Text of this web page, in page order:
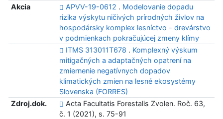
Akcia
APVV-19-0612 . Modelovanie dopadu
rizika výskytu ničivých prírodných živlov na
hospodársky komplex lesníctvo - drevárstvo
v podmienkach pokračujúcej zmeny klímy
ITMS 313011T678 . Komplexný výskum
mitigačných a adaptačných opatrení na
zmiernenie negatívnych dopadov
klimatických zmien na lesné ekosystémy
Slovenska (FORRES)
Zdroj.dok.
Acta Facultatis Forestalis Zvolen. Roč. 63,
č. 1 (2021), s. 75-91